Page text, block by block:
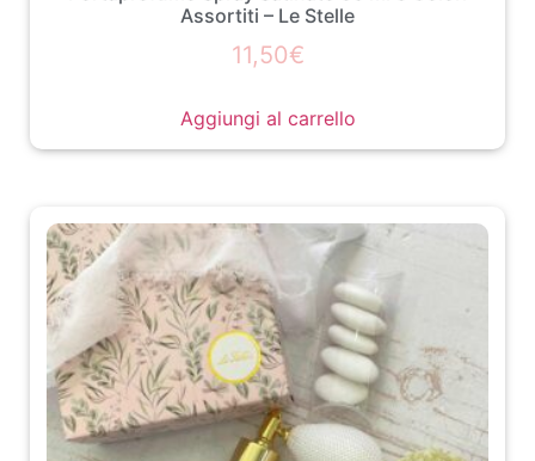
Assortiti – Le Stelle
11,50€
Aggiungi al carrello